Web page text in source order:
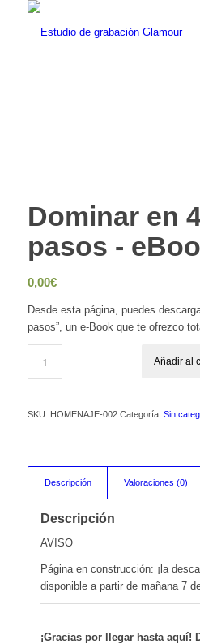
Dominar en
pasos -
0,00€
Desde esta página, puedes
pasos”, un e-Book que te ofrezco
Añadir al
SKU: HOMENAJE-002 Categoría: Sin
Descripción Valoraciones (0)
Descripción
AVISO
Página en construcción: ¡la
disponible a partir de mañana 7
¡Gracias por llegar hasta aquí!